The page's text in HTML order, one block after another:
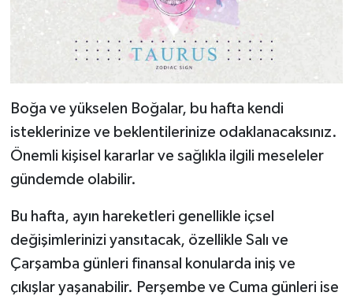
Boğa ve yükselen Boğalar, bu hafta kendi
isteklerinize ve beklentilerinize odaklanacaksınız.
Önemli kişisel kararlar ve sağlıkla ilgili meseleler
gündemde olabilir.
Bu hafta, ayın hareketleri genellikle içsel
değişimlerinizi yansıtacak, özellikle Salı ve
Çarşamba günleri finansal konularda iniş ve
çıkışlar yaşanabilir. Perşembe ve Cuma günleri ise